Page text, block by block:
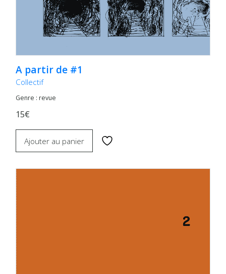
A partir de #1
Collectif
Genre : revue
15€
Ajouter au panier